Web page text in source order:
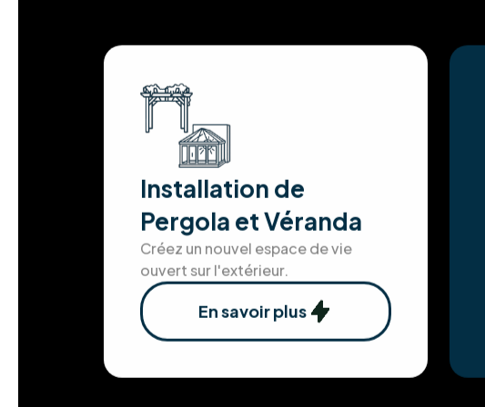
Installation de
Pergola et Véranda
Créez un nouvel espace de vie
ouvert sur l'extérieur.